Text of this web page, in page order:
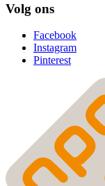
Volg ons
Facebook
Instagram
Pinterest